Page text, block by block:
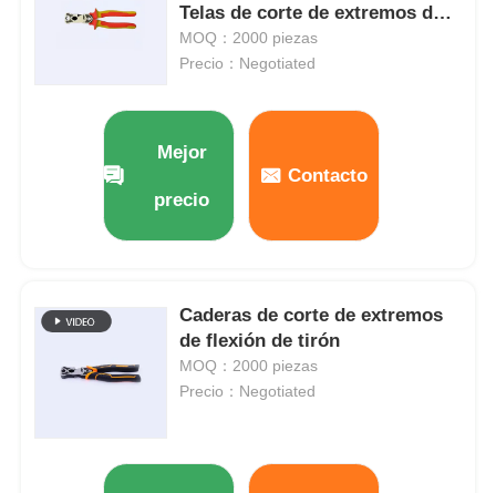
Telas de corte de extremos de
alambre
MOQ：2000 piezas
Precio：Negotiated
Mejor
precio
Contacto
Caderas de corte de extremos
de flexión de tirón
MOQ：2000 piezas
Precio：Negotiated